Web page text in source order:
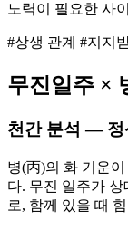
노력이 필요한 사이
#상생 관계 #지지
무진일주 ×
천간 분석 — 정
병(丙)의 화 기운
다. 무진 일주가
로, 함께 있을 때